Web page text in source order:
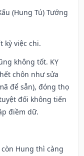
(Hung Tú) Tướng
kỳ việc chi.
không tốt. KỴ
chôn như sửa
để sẵn), đóng thọ
đối không tiến
điềm dữ.
còn Hung thì càng